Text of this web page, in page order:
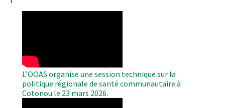
L’OOAS organise une session technique sur la
politique régionale de santé communautaire à
Cotonou le 23 mars 2026.